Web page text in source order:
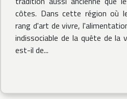
côtes. Dans cette région où
rang d'art de vivre,
indissociable de la quête de la
est-il de...